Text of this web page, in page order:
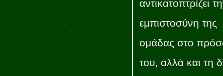
αντικατοπτρίζει
εμπιστοσύνη της
ομάδας στο
του, αλλά και τη